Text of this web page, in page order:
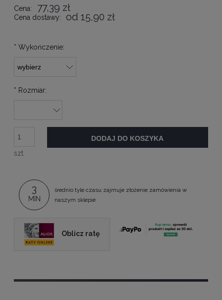
Cena: 77,39 zł
Cena dostawy: od 15,90 zł
* Wykończenie:
* Rozmiar:
szt.
DODAJ DO KOSZYKA
3
MIN
średnio tyle czasu zajmuje złożenie zamówienia w
naszym sklepie
Oblicz ratę